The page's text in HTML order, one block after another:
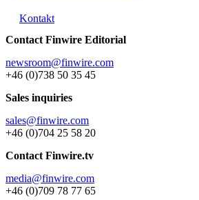
Kontakt
Contact Finwire Editorial
newsroom@finwire.com
+46 (0)738 50 35 45
Sales inquiries
sales@finwire.com
+46 (0)704 25 58 20
Contact Finwire.tv
media@finwire.com
+46 (0)709 78 77 65